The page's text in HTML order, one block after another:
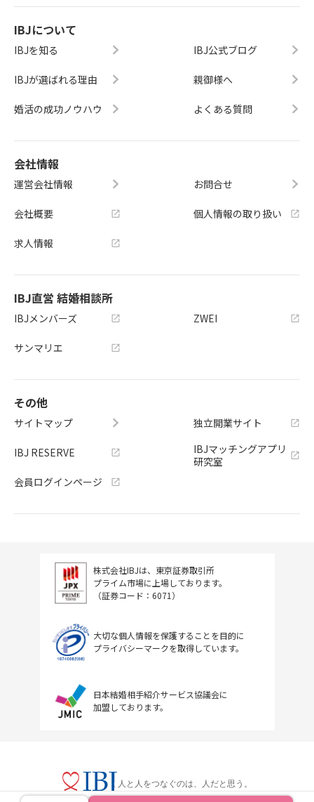
IBJについて
IBJを知る
IBJが選ばれる理由
婚活の成功ノウハウ
IBJ公式ブログ
親御様へ
よくある質問
会社情報
運営会社情報
会社概要
求人情報
お問合せ
個人情報の取り扱い
IBJ直営 結婚相談所
IBJメンバーズ
サンマリエ
ZWEI
その他
サイトマップ
IBJ RESERVE
会員ログインページ
独立開業サイト
IBJマッチングアプリ
研究室
株式会社IBJは、東京証券取引所
プライム市場に上場しております。
（証券コード：6071）
大切な個人情報を保護することを目的に
プライバシーマークを取得しています。
日本結婚相手紹介サービス協議会に
加盟しております。
人と人をつなぐのは、人だと思う。